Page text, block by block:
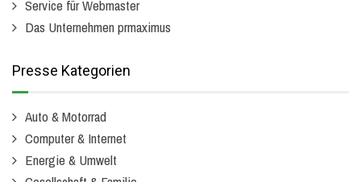
Service für Webmaster
Das Unternehmen prmaximus
Presse Kategorien
Auto & Motorrad
Computer & Internet
Energie & Umwelt